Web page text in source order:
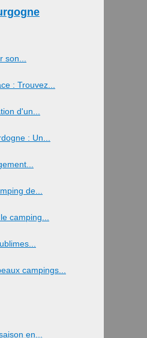
son...
: Trouvez...
d'un...
: Un...
de...
camping...
campings...
en...